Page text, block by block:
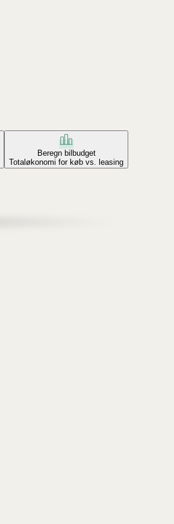
Beregn bilbudget
Totaløkonomi for køb vs. leasing